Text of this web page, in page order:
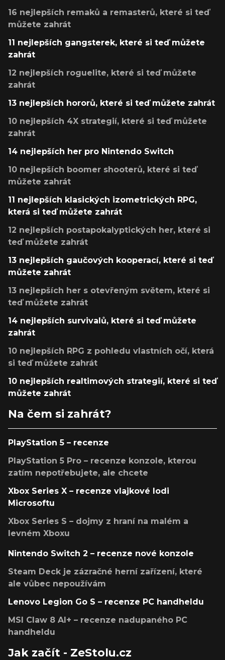
16 nejlepších remaků a remasterů, které si teď
můžete zahrát
11 nejlepších gangsterek, které si teď můžete
zahrát
12 nejlepších roguelite, které si teď můžete
zahrát
13 nejlepších hororů, které si teď můžete zahrát
10 nejlepších 4X strategií, které si teď můžete
zahrát
14 nejlepších her pro Nintendo Switch
10 nejlepších boomer shooterů, které si teď
můžete zahrát
11 nejlepších klasických izometrických RPG,
která si teď můžete zahrát
12 nejlepších postapokalyptických her, které si
teď můžete zahrát
13 nejlepších gaučových kooperací, které si teď
můžete zahrát
13 nejlepších her s otevřeným světem, které si
teď můžete zahrát
14 nejlepších survivalů, které si teď můžete
zahrát
10 nejlepších RPG z pohledu vlastních očí, která
si teď můžete zahrát
10 nejlepších realtimových strategií, které si teď
můžete zahrát
Na čem si zahrát?
PlayStation 5 – recenze
PlayStation 5 Pro – recenze konzole, kterou
zatím nepotřebujete, ale chcete
Xbox Series X – recenze vlajkové lodi
Microsoftu
Xbox Series S – dojmy z hraní na malém a
levném Xboxu
Nintendo Switch 2 – recenze nové konzole
Steam Deck je zázračné herní zařízení, které
ale vůbec nepoužívám
Lenovo Legion Go S – recenze PC handheldu
MSI Claw 8 AI+ – recenze nadupaného PC
handheldu
Jak začít - ZeStolu.cz